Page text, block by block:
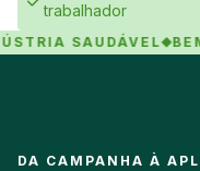
trabalhador
SAUDÁVEL BEM-
DA CAMPANHA À